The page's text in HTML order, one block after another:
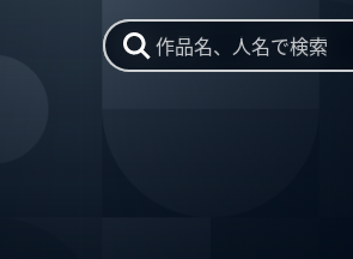
作品名、人名で検索